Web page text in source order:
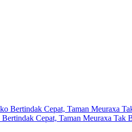
Cepat, Taman Meuraxa Tak